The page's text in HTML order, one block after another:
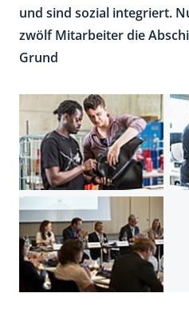
und sind sozial integriert.
zwölf Mitarbeiter die
Grund